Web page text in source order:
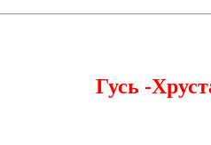
Гусь -